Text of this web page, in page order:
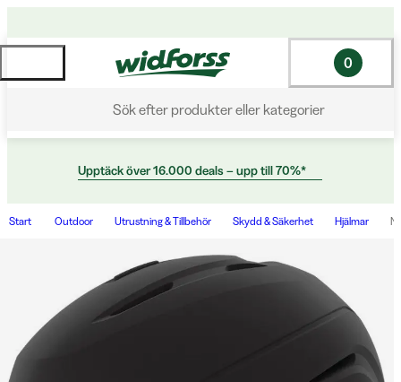
Sök efter produkter eller kategorier
0
Upptäck över 16.000 deals – upp till 70%*
Start Outdoor Utrustning & Tillbehör Skydd & Säkerhet Hjälmar